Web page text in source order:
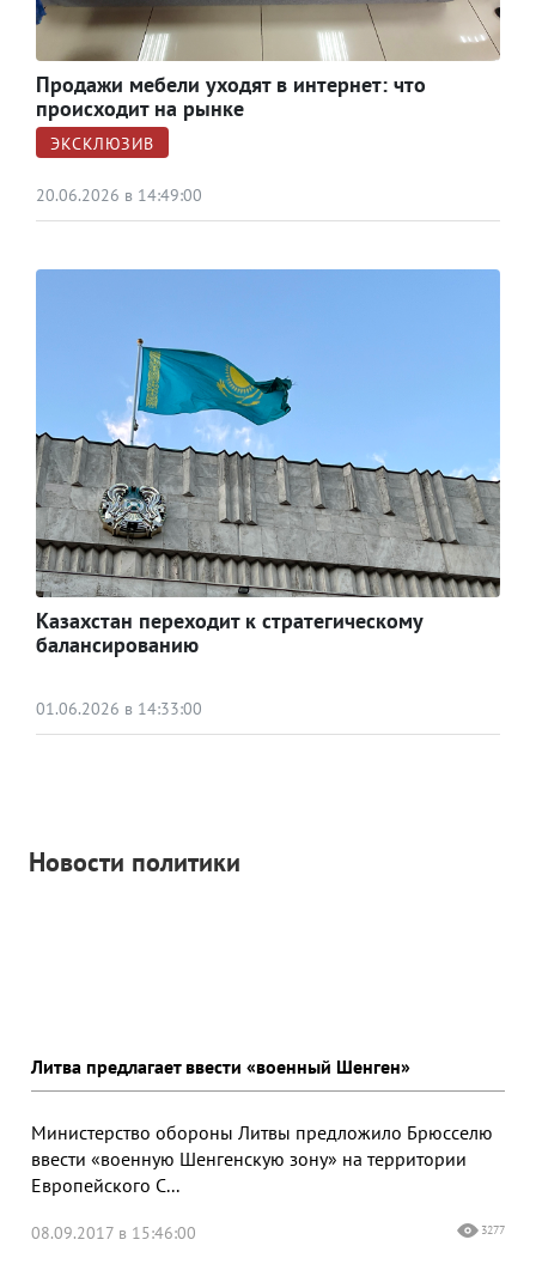
Продажи мебели уходят в интернет: что
происходит на рынке
ЭКСКЛЮЗИВ
20.06.2026 в 14:49:00
Казахстан переходит к стратегическому
балансированию
01.06.2026 в 14:33:00
Новости политики
Литва предлагает ввести «военный Шенген»
Министерство обороны Литвы предложило Брюсселю
ввести «военную Шенгенскую зону» на территории
Европейского С...
08.09.2017 в 15:46:00 3277